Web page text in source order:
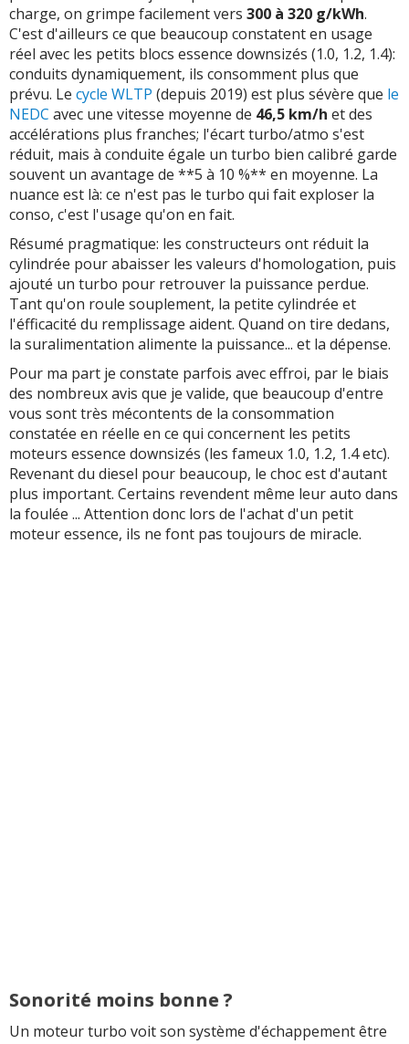
charge, on grimpe facilement vers 300 à 320 g/kWh.
C'est d'ailleurs ce que beaucoup constatent en usage
réel avec les petits blocs essence downsizés (1.0, 1.2, 1.4):
conduits dynamiquement, ils consomment plus que
prévu. Le cycle WLTP (depuis 2019) est plus sévère que le
NEDC avec une vitesse moyenne de 46,5 km/h et des
accélérations plus franches; l'écart turbo/atmo s'est
réduit, mais à conduite égale un turbo bien calibré garde
souvent un avantage de **5 à 10 %** en moyenne. La
nuance est là: ce n'est pas le turbo qui fait exploser la
conso, c'est l'usage qu'on en fait.
Résumé pragmatique: les constructeurs ont réduit la
cylindrée pour abaisser les valeurs d'homologation, puis
ajouté un turbo pour retrouver la puissance perdue.
Tant qu'on roule souplement, la petite cylindrée et
l'éfficacité du remplissage aident. Quand on tire dedans,
la suralimentation alimente la puissance... et la dépense.
Pour ma part je constate parfois avec effroi, par le biais
des nombreux avis que je valide, que beaucoup d'entre
vous sont très mécontents de la consommation
constatée en réelle en ce qui concernent les petits
moteurs essence downsizés (les fameux 1.0, 1.2, 1.4 etc).
Revenant du diesel pour beaucoup, le choc est d'autant
plus important. Certains revendent même leur auto dans
la foulée ... Attention donc lors de l'achat d'un petit
moteur essence, ils ne font pas toujours de miracle.
Sonorité moins bonne ?
Un moteur turbo voit son système d'échappement être